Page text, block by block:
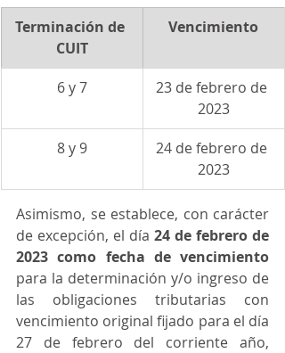
Terminación de
CUIT
Vencimiento
6 y 7
23 de febrero de
2023
8 y 9
24 de febrero de
2023
Asimismo, se establece, con carácter
de excepción, el día 24 de febrero de
2023 como fecha de vencimiento
para la determinación y/o ingreso de
las obligaciones tributarias con
vencimiento original fijado para el día
27 de febrero del corriente año,